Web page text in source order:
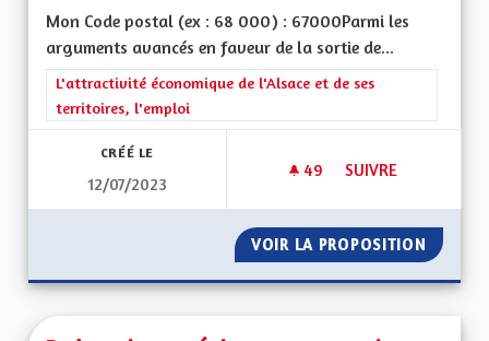
Mon Code postal (ex : 68 000) : 67000Parmi les
arguments avancés en faveur de la sortie de...
Filtrer les résultats de la catégorie : L'attractivité
L'attractivité économique de l'Alsace et de ses
territoires, l'emploi
CRÉÉ LE
12/07/2023
49 49 ABONNÉS
SUIVRE
VOIR LA PROPOSITION